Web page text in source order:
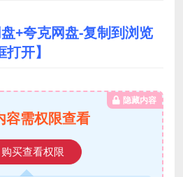
+夸克网盘-复制到浏览
开】
隐藏内容
容需权限查看
购买查看权限